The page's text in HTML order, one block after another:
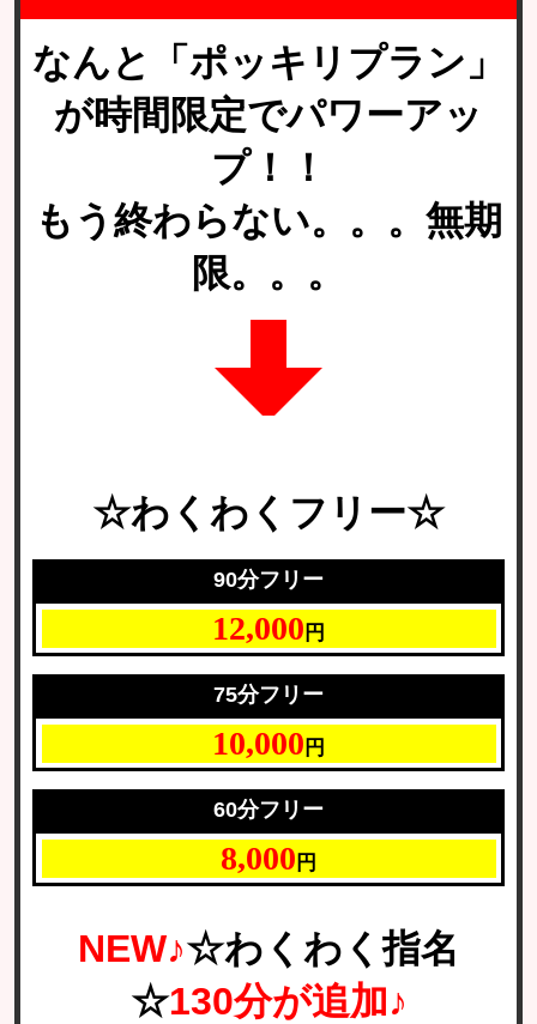
なんと「ポッキリプラン」
が時間限定でパワーアッ
プ！！
もう終わらない。。。無期
限。。。
☆わくわくフリー☆
90分フリー
12,000 円
75分フリー
10,000 円
60分フリー
8,000 円
NEW♪☆わくわく指名
☆130分が追加♪